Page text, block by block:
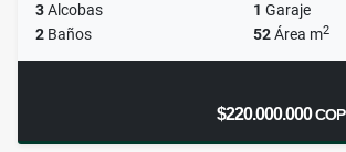
3Alcobas 1 Garaje
2 Baños 52Área m2
$220.000.000COP